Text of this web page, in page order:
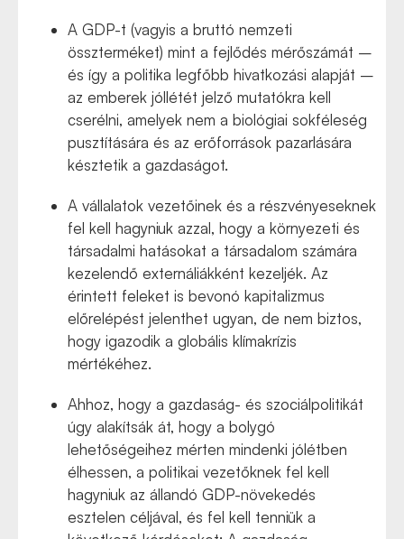
A GDP-t (vagyis a bruttó nemzeti
összterméket) mint a fejlődés mérőszámát –
és így a politika legfőbb hivatkozási alapját –
az emberek jóllétét jelző mutatókra kell
cserélni, amelyek nem a biológiai sokféleség
pusztítására és az erőforrások pazarlására
késztetik a gazdaságot.
A vállalatok vezetőinek és a részvényeseknek
fel kell hagyniuk azzal, hogy a környezeti és
társadalmi hatásokat a társadalom számára
kezelendő externáliákként kezeljék. Az
érintett feleket is bevonó kapitalizmus
előrelépést jelenthet ugyan, de nem biztos,
hogy igazodik a globális klímakrízis
mértékéhez.
Ahhoz, hogy a gazdaság- és szociálpolitikát
úgy alakítsák át, hogy a bolygó
lehetőségeihez mérten mindenki jólétben
élhessen, a politikai vezetőknek fel kell
hagyniuk az állandó GDP-növekedés
esztelen céljával, és fel kell tenniük a